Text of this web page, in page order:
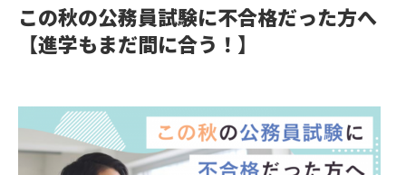
この秋の公務員試験に不合格だった方へ
【進学もまだ間に合う！】